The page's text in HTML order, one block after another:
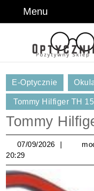
Menu
E-Optycznie
Tommy Hilfiger TH
Tommy
07/09/2026 07/09/
20:29